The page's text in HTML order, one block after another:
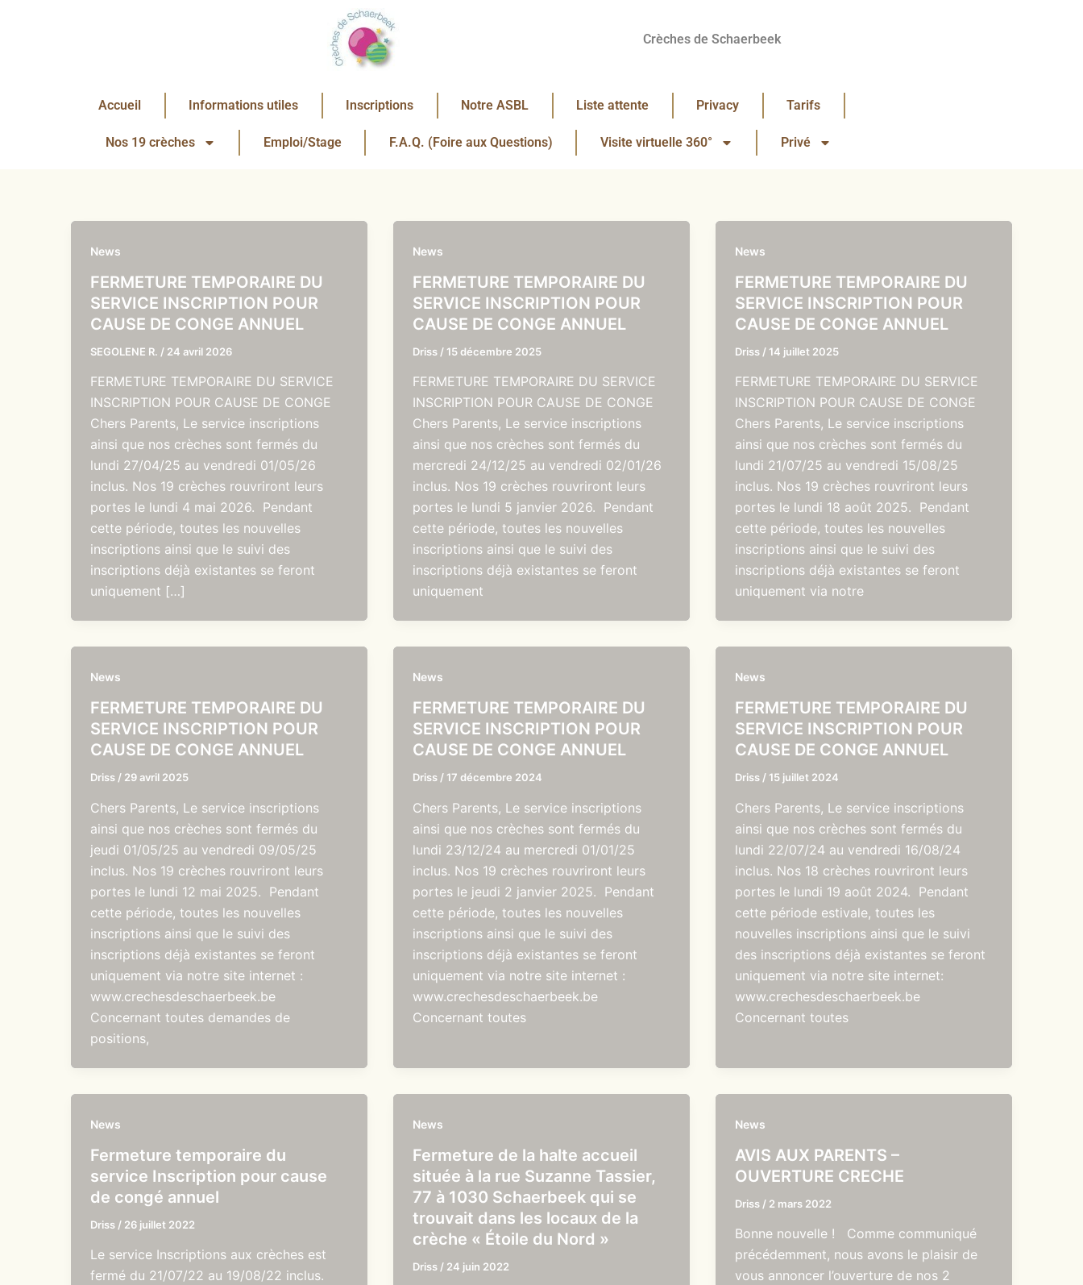
Crèches de Schaerbeek
Accueil Informations utiles Inscriptions Notre ASBL Liste attente Privacy Tarifs
Nos 19 crèches Emploi/Stage F.A.Q. (Foire aux Questions) Visite virtuelle 360° Privé
News
FERMETURE TEMPORAIRE DU
SERVICE INSCRIPTION POUR
CAUSE DE CONGE ANNUEL
SEGOLENE R. / 24 avril 2026
FERMETURE TEMPORAIRE DU SERVICE
INSCRIPTION POUR CAUSE DE CONGE
Chers Parents, Le service inscriptions
ainsi que nos crèches sont fermés du
lundi 27/04/25 au vendredi 01/05/26
inclus. Nos 19 crèches rouvriront leurs
portes le lundi 4 mai 2026. Pendant
cette période, toutes les nouvelles
inscriptions ainsi que le suivi des
inscriptions déjà existantes se feront
uniquement […]
News
FERMETURE TEMPORAIRE DU
SERVICE INSCRIPTION POUR
CAUSE DE CONGE ANNUEL
Driss / 15 décembre 2025
FERMETURE TEMPORAIRE DU SERVICE
INSCRIPTION POUR CAUSE DE CONGE
Chers Parents, Le service inscriptions
ainsi que nos crèches sont fermés du
mercredi 24/12/25 au vendredi 02/01/26
inclus. Nos 19 crèches rouvriront leurs
portes le lundi 5 janvier 2026. Pendant
cette période, toutes les nouvelles
inscriptions ainsi que le suivi des
inscriptions déjà existantes se feront
uniquement
News
FERMETURE TEMPORAIRE DU
SERVICE INSCRIPTION POUR
CAUSE DE CONGE ANNUEL
Driss / 14 juillet 2025
FERMETURE TEMPORAIRE DU SERVICE
INSCRIPTION POUR CAUSE DE CONGE
Chers Parents, Le service inscriptions
ainsi que nos crèches sont fermés du
lundi 21/07/25 au vendredi 15/08/25
inclus. Nos 19 crèches rouvriront leurs
portes le lundi 18 août 2025. Pendant
cette période, toutes les nouvelles
inscriptions ainsi que le suivi des
inscriptions déjà existantes se feront
uniquement via notre
News
FERMETURE TEMPORAIRE DU
SERVICE INSCRIPTION POUR
CAUSE DE CONGE ANNUEL
Driss / 29 avril 2025
Chers Parents, Le service inscriptions
ainsi que nos crèches sont fermés du
jeudi 01/05/25 au vendredi 09/05/25
inclus. Nos 19 crèches rouvriront leurs
portes le lundi 12 mai 2025. Pendant
cette période, toutes les nouvelles
inscriptions ainsi que le suivi des
inscriptions déjà existantes se feront
uniquement via notre site internet :
www.crechesdeschaerbeek.be
Concernant toutes demandes de
positions,
News
FERMETURE TEMPORAIRE DU
SERVICE INSCRIPTION POUR
CAUSE DE CONGE ANNUEL
Driss / 17 décembre 2024
Chers Parents, Le service inscriptions
ainsi que nos crèches sont fermés du
lundi 23/12/24 au mercredi 01/01/25
inclus. Nos 19 crèches rouvriront leurs
portes le jeudi 2 janvier 2025. Pendant
cette période, toutes les nouvelles
inscriptions ainsi que le suivi des
inscriptions déjà existantes se feront
uniquement via notre site internet :
www.crechesdeschaerbeek.be
Concernant toutes
News
FERMETURE TEMPORAIRE DU
SERVICE INSCRIPTION POUR
CAUSE DE CONGE ANNUEL
Driss / 15 juillet 2024
Chers Parents, Le service inscriptions
ainsi que nos crèches sont fermés du
lundi 22/07/24 au vendredi 16/08/24
inclus. Nos 18 crèches rouvriront leurs
portes le lundi 19 août 2024. Pendant
cette période estivale, toutes les
nouvelles inscriptions ainsi que le suivi
des inscriptions déjà existantes se feront
uniquement via notre site internet:
www.crechesdeschaerbeek.be
Concernant toutes
News
Fermeture temporaire du
service Inscription pour cause
de congé annuel
Driss / 26 juillet 2022
Le service Inscriptions aux crèches est
fermé du 21/07/22 au 19/08/22 inclus.
News
Fermeture de la halte accueil
située à la rue Suzanne Tassier,
77 à 1030 Schaerbeek qui se
trouvait dans les locaux de la
crèche « Étoile du Nord »
Driss / 24 juin 2022
News
AVIS AUX PARENTS –
OUVERTURE CRECHE
Driss / 2 mars 2022
Bonne nouvelle ! Comme communiqué
précédemment, nous avons le plaisir de
vous annoncer l’ouverture de nos 2